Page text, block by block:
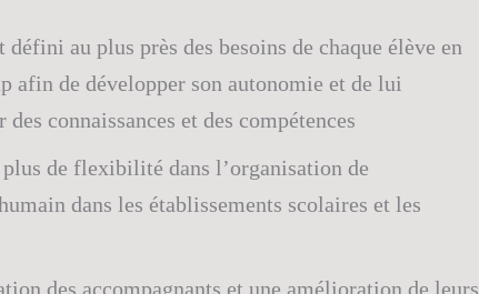
défini au plus près des besoins de chaque élève en
afin de développer son autonomie et de lui
connaissances et des compétences
de flexibilité dans l’organisation de
dans les établissements scolaires et les
des accompagnants et une amélioration de leurs